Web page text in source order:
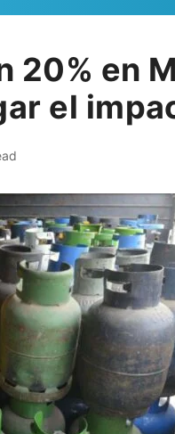
20% en
el